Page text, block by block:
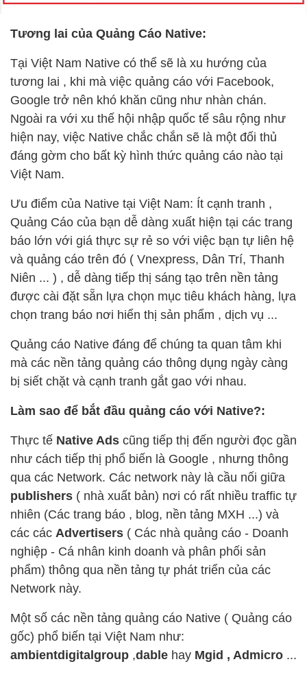
Tương lai của Quảng Cáo Native:
Tại Việt Nam Native có thể sẽ là xu hướng của
tương lai , khi mà việc quảng cáo với Facebook,
Google trở nên khó khăn cũng như nhàn chán.
Ngoài ra với xu thế hội nhập quốc tế sâu rộng như
hiện nay, việc Native chắc chắn sẽ là một đối thủ
đáng gờm cho bất kỳ hình thức quảng cáo nào tại
Việt Nam.
Ưu điểm của Native tại Việt Nam: Ít cạnh tranh ,
Quảng Cáo của bạn dễ dàng xuất hiện tại các trang
báo lớn với giá thực sự rẻ so với việc bạn tự liên hệ
và quảng cáo trên đó ( Vnexpress, Dân Trí, Thanh
Niên ... ) , dễ dàng tiếp thị sáng tạo trên nền tảng
được cài đặt sẵn lựa chọn mục tiêu khách hàng, lựa
chọn trang báo nơi hiển thị sản phẩm , dịch vụ ...
Quảng cáo Native đáng để chúng ta quan tâm khi
mà các nền tảng quảng cáo thông dụng ngày càng
bị siết chặt và cạnh tranh gắt gao với nhau.
Làm sao để bắt đầu quảng cáo với Native?:
Thực tế Native Ads cũng tiếp thị đến người đọc gần
như cách tiếp thị phổ biến là Google , nhưng thông
qua các Network. Các network này là cầu nối giữa
publishers ( nhà xuất bản) nơi có rất nhiều traffic tự
nhiên (Các trang báo , blog, nền tảng MXH ...) và
các các Advertisers ( Các nhà quảng cáo - Doanh
nghiệp - Cá nhân kinh doanh và phân phối sản
phẩm) thông qua nền tảng tự phát triển của các
Network này.
Một số các nền tảng quảng cáo Native ( Quảng cáo
gốc) phổ biến tại Việt Nam như:
ambientdigitalgroup ,dable hay Mgid , Admicro ...